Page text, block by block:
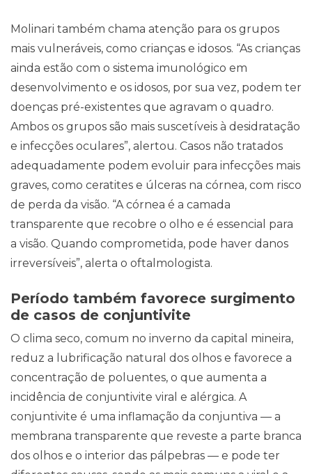
Pareceres Jurídicos
Molinari também chama atenção para os grupos
mais vulneráveis, como crianças e idosos. “As crianças
ainda estão com o sistema imunológico em
desenvolvimento e os idosos, por sua vez, podem ter
doenças pré-existentes que agravam o quadro.
Ambos os grupos são mais suscetíveis à desidratação
e infecções oculares”, alertou. Casos não tratados
adequadamente podem evoluir para infecções mais
graves, como ceratites e úlceras na córnea, com risco
de perda da visão. “A córnea é a camada
transparente que recobre o olho e é essencial para
a visão. Quando comprometida, pode haver danos
irreversíveis”, alerta o oftalmologista.
Período também favorece surgimento
de casos de conjuntivite
O clima seco, comum no inverno da capital mineira,
reduz a lubrificação natural dos olhos e favorece a
concentração de poluentes, o que aumenta a
incidência de conjuntivite viral e alérgica. A
conjuntivite é uma inflamação da conjuntiva — a
membrana transparente que reveste a parte branca
dos olhos e o interior das pálpebras — e pode ter